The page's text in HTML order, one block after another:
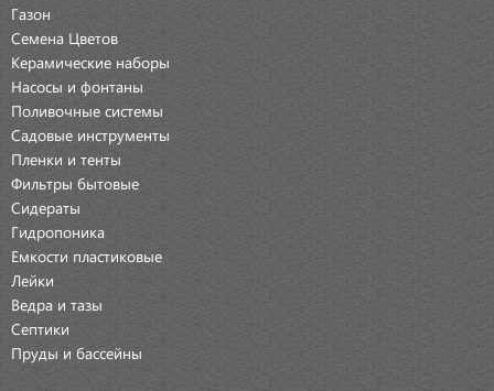
Газон
Семена Цветов
Керамические наборы
Насосы и фонтаны
Поливочные системы
Садовые инструменты
Пленки и тенты
Фильтры бытовые
Сидераты
Гидропоника
Емкости пластиковые
Лейки
Ведра и тазы
Септики
Пруды и бассейны